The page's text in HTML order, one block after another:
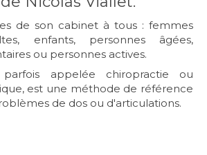
de son cabinet à tous : femmes
enfants, personnes âgées,
ou personnes actives.
parfois appelée chiropractie ou
est une méthode de référence
de dos ou d'articulations.